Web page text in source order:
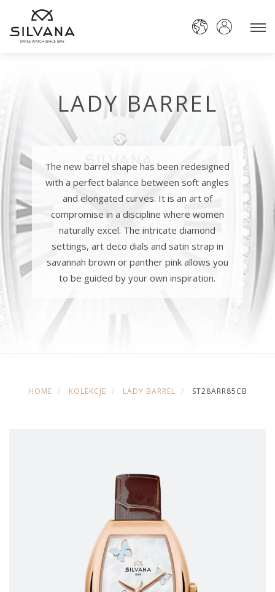
LADY BARREL
The new barrel shape has been redesigned
with a perfect balance between soft angles
and elongated curves. It is an art of
compromise in a discipline where women
naturally excel. The intricate diamond
settings, art deco dials and satin strap in
savannah brown or panther pink allows you
to be guided by your own inspiration.
HOME KOLEKCJE LADY BARREL ST28ARR85CB